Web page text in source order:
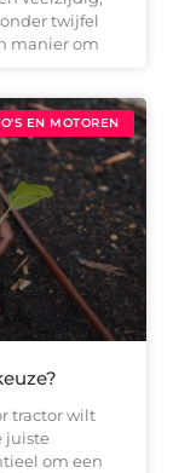
twijfel
manier om
EN MOTOREN
tractor wilt
juiste
om een